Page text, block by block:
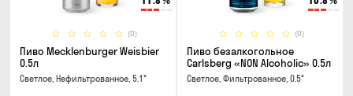
(0)
Пиво Mecklenburger Weisbier
0.5л
Светлое, Нефильтрованное, 5.1°
(0)
Пиво безалкогольное
Carlsberg «NON Alcoholic» 0.5л
Светлое, Фильтрованное, 0.5°